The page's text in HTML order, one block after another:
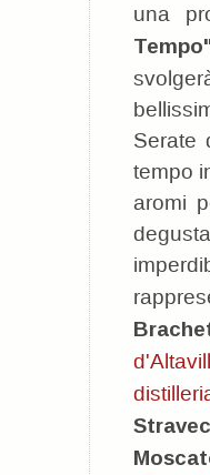
una
Serate
tempo
aromi